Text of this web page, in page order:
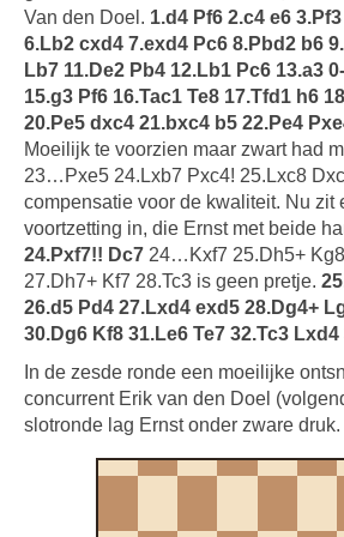
Van den Doel. 1.d4 Pf6 2.c4 e6
6.Lb2 cxd4 7.exd4 Pc6 8.Pbd2 b6
Lb7 11.De2 Pb4 12.Lb1 Pc6 13.a3
15.g3 Pf6 16.Tac1 Te8 17.Tfd1 h6
20.Pe5 dxc4 21.bxc4 b5 22.Pe4
Moeilijk te voorzien maar zwart had
23…Pxe5 24.Lxb7 Pxc4! 25.Lxc8
compensatie voor de kwaliteit. Nu zit
voortzetting in, die Ernst met beide
24.Pxf7!! Dc7 24…Kxf7 25.Dh5+
27.Dh7+ Kf7 28.Tc3 is geen pretje.
26.d5 Pd4 27.Lxd4 exd5 28.Dg4+
30.Dg6 Kf8 31.Le6 Te7 32.Tc3 Lxd4
In de zesde ronde een moeilijke
concurrent Erik van den Doel
slotronde lag Ernst onder zware druk.